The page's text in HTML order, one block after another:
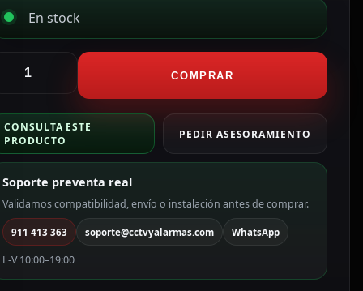
En stock
COMPRAR
CONSULTA ESTE
PRODUCTO
PEDIR ASESORAMIENTO
Soporte preventa real
Validamos compatibilidad, envío o instalación antes de comprar.
911 413 363 soporte@cctvyalarmas.com WhatsApp
L-V 10:00–19:00